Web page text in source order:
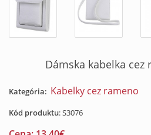
Dámska kabelka cez
Kategória: Kabelky cez rameno
Kód produktu:S3076